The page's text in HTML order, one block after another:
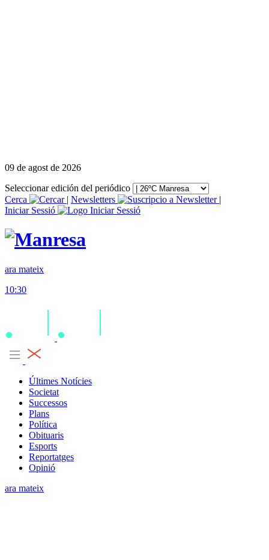
09 de agost de 2026
Seleccionar edición del periódico
Cerca
| Newsletters
|
Iniciar Sessió
ara mateix
10:30
Últimes Notícies
Societat
Successos
Plans
Política
Obituaris
Esports
Reportatges
Opinió
ara mateix